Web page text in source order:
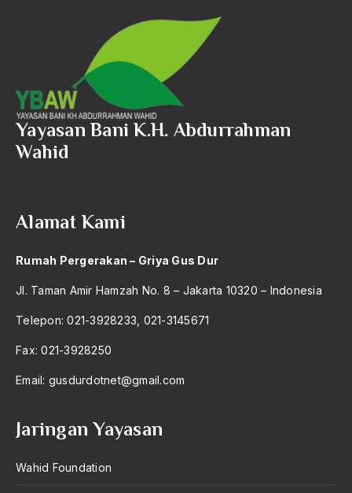
António de Oliveira Salazar
Antonio Gramsci
Antony Van Leeuwenhoek
antropologi
antroposentrisme
apa yang kau cari palupi
Aparat Keamanan
APEC
Apel Akbar NU
APRI
Ar-Raniry
arabisasi
arafat
Yayasan Bani K.H. Abdurrahman
Wahid
Alamat Kami
Rumah Pergerakan – Griya Gus Dur
Jl. Taman Amir Hamzah No. 8 – Jakarta 10320 – Indonesia
Telepon: 021-3928233, 021-3145671
Fax: 021-3928250
Email: gusdurdotnet@gmail.com
Jaringan Yayasan
Wahid Foundation